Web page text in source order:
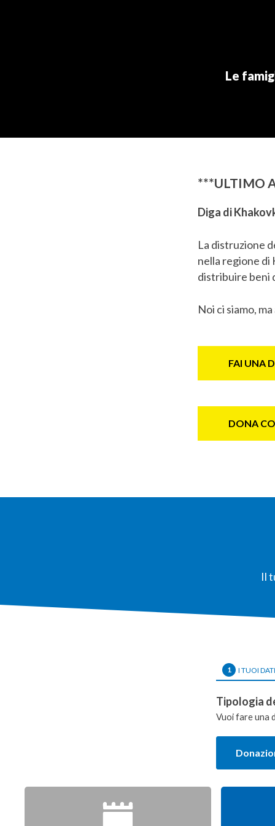
Le
***ULTIMO
Diga di
La distruzione
nella regione di
distribuire beni
Noi ci siamo,
FAI UNA
DONA
Il
1 I TUOI DATI
Tipologia
Vuoi fare una
Donazione